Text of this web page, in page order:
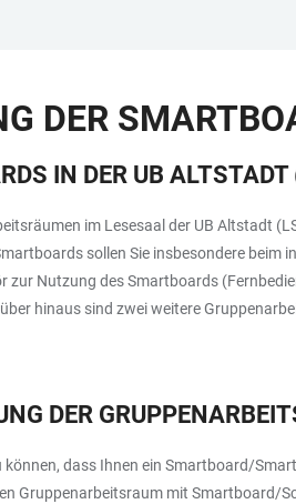
DER
IN DER UB
im Lesesaal der UB Altstadt
sollen Sie insbesondere
zur Nutzung des Smartboards
hinaus sind zwei weitere
DER
können, dass Ihnen ein Smartboard/
Gruppenarbeitsraum mit Smartboard/